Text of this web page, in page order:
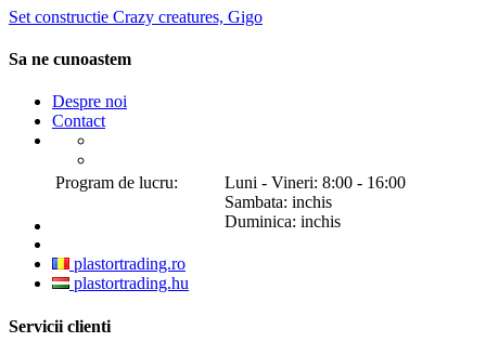
Set constructie Crazy creatures, Gigo
Sa ne cunoastem
Despre noi
Contact
Program de lucru:
Luni - Vineri: 8:00 - 16:00
Sambata: inchis
Duminica: inchis
plastortrading.ro
plastortrading.hu
Servicii clienti